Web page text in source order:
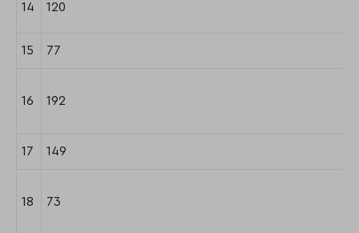
14 120
15 77
16 192
17 149
18 73